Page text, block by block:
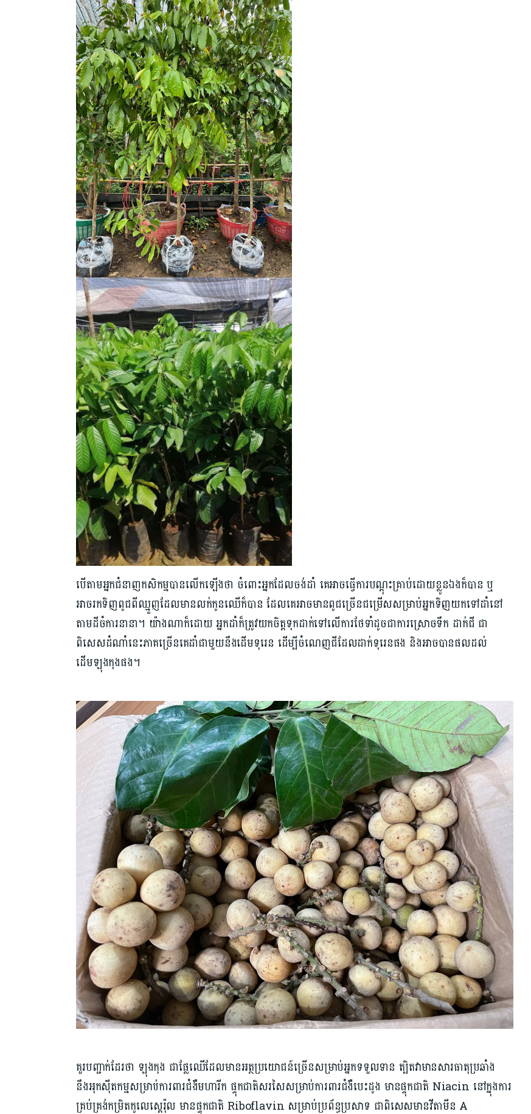
បើតាមអ្នកជំនាញកសិកម្មបានលើកឡើងថា ចំពោះអ្នកដែលចង់ដាំ គេអាចធ្វើការបណ្ដុះគ្រាប់ដោយខ្លូនឯងក៏បាន ឬ
អាចរកទិញពូជពីឈ្មួញដែលមានលក់កូនឈើក៏បាន ដែលគេអាចមានពូជច្រើនជម្រើសសម្រាប់អ្នកទិញយកទៅដាំនៅ
តាមដីចំការនានា។ យ៉ាងណាក៏ដោយ អ្នកដាំក៏ត្រូវយកចិត្តទុកដាក់ទៅលើការថែទាំដូចជាការស្រោចទឹក ដាក់ជី ជា
ពិសេសដំណាំនេះភាគច្រើនគេដាំជាមួយនឹងដើមទុរេន ដើម្បីចំណេញជីដែលដាក់ទុរេនផង និងអាចបានផលដល់
ដើមឡុងកុងផង។
គួរបញ្ជាក់ដែរថា ឡុងកុង ជាផ្លែឈើដែលមានអត្ថប្រយោជន៍ច្រើនសម្រាប់អ្នកទទួលទាន ត្បិតវាមានសារធាតុប្រឆាំង
នឹងអុកស៊ីតកម្មសម្រាប់ការពារជំងឺមហារីក ផ្ទុកជាតិសរសៃសម្រាប់ការពារជំងឺបេះដូង មានផ្ទុកជាតិ Niacin នៅក្នុងការ
គ្រប់គ្រង់កម្រិតកូលេស្តេរ៉ុល មានផ្ទុកជាតិ Riboflavin សម្រាប់ប្រព័ន្ធប្រសាទ ជាពិសេសមានវីតាមីន A